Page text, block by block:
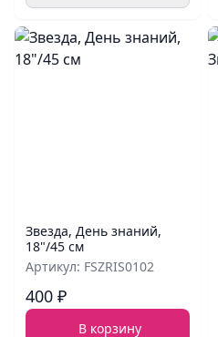
Звезда, День знаний,
18"/45 см
Артикул: FSZRIS0102
400 ₽
В корзину